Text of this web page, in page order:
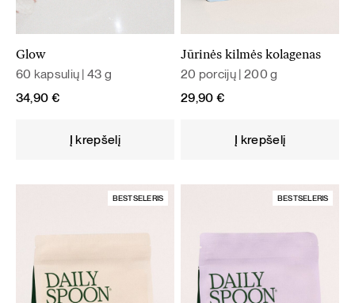
Glow
60 kapsulių | 43 g
34,90 €
Į krepšelį
Jūrinės kilmės kolagenas
20 porcijų | 200 g
29,90 €
Į krepšelį
BESTSELERIS BESTSELERIS